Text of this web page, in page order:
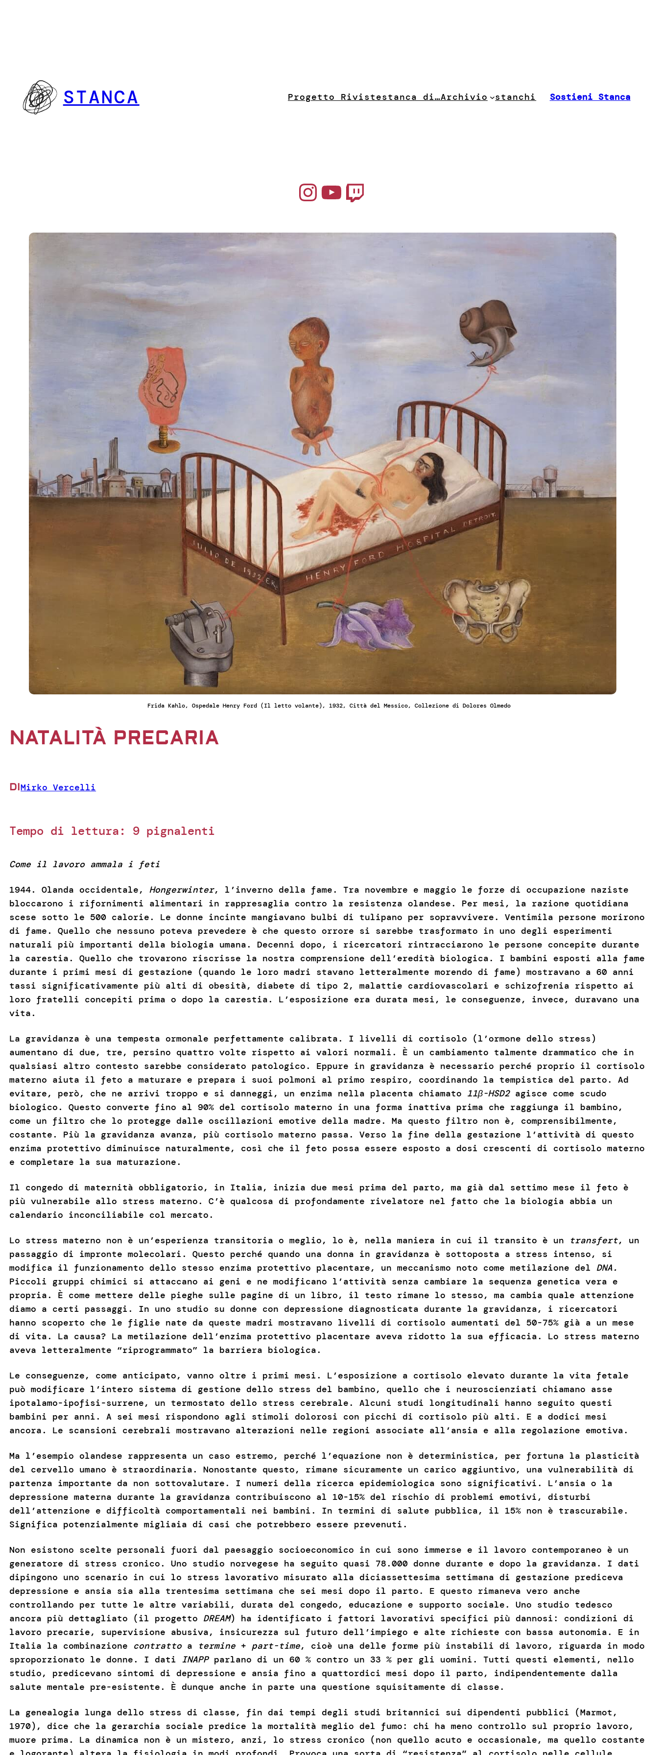
STANCA Progetto Rivistestanca di…Archivio stanchi Sostieni Stanca
Instagram YouTube Twitch
Frida Kahlo, Ospedale Henry Ford (Il letto volante), 1932, Città del Messico, Collezione di Dolores Olmedo
NATALITÀ PRECARIA
DIMirko Vercelli
Tempo di lettura: 9 pignalenti
Come il lavoro ammala i feti
1944. Olanda occidentale, Hongerwinter, l’inverno della fame. Tra novembre e maggio le forze di occupazione naziste
bloccarono i rifornimenti alimentari in rappresaglia contro la resistenza olandese. Per mesi, la razione quotidiana
scese sotto le 500 calorie. Le donne incinte mangiavano bulbi di tulipano per sopravvivere. Ventimila persone morirono
di fame. Quello che nessuno poteva prevedere è che questo orrore si sarebbe trasformato in uno degli esperimenti
naturali più importanti della biologia umana. Decenni dopo, i ricercatori rintracciarono le persone concepite durante
la carestia. Quello che trovarono riscrisse la nostra comprensione dell’eredità biologica. I bambini esposti alla fame
durante i primi mesi di gestazione (quando le loro madri stavano letteralmente morendo di fame) mostravano a 60 anni
tassi significativamente più alti di obesità, diabete di tipo 2, malattie cardiovascolari e schizofrenia rispetto ai
loro fratelli concepiti prima o dopo la carestia. L’esposizione era durata mesi, le conseguenze, invece, duravano una
vita.
La gravidanza è una tempesta ormonale perfettamente calibrata. I livelli di cortisolo (l’ormone dello stress)
aumentano di due, tre, persino quattro volte rispetto ai valori normali. È un cambiamento talmente drammatico che in
qualsiasi altro contesto sarebbe considerato patologico. Eppure in gravidanza è necessario perché proprio il cortisolo
materno aiuta il feto a maturare e prepara i suoi polmoni al primo respiro, coordinando la tempistica del parto. Ad
evitare, però, che ne arrivi troppo e si danneggi, un enzima nella placenta chiamato 11β-HSD2agisce come scudo
biologico. Questo converte fino al 90% del cortisolo materno in una forma inattiva prima che raggiunga il bambino,
come un filtro che lo protegge dalle oscillazioni emotive della madre. Ma questo filtro non è, comprensibilmente,
costante. Più la gravidanza avanza, più cortisolo materno passa. Verso la fine della gestazione l’attività di questo
enzima protettivo diminuisce naturalmente, così che il feto possa essere esposto a dosi crescenti di cortisolo materno
e completare la sua maturazione.
Il congedo di maternità obbligatorio, in Italia, inizia due mesi prima del parto, ma già dal settimo mese il feto è
più vulnerabile allo stress materno. C’è qualcosa di profondamente rivelatore nel fatto che la biologia abbia un
calendario inconciliabile col mercato.
Lo stress materno non è un’esperienza transitoria o meglio, lo è, nella maniera in cui il transito è un transfert, un
passaggio di impronte molecolari. Questo perché quando una donna in gravidanza è sottoposta a stress intenso, si
modifica il funzionamento dello stesso enzima protettivo placentare, un meccanismo noto come metilazione del DNA.
Piccoli gruppi chimici si attaccano ai geni e ne modificano l’attività senza cambiare la sequenza genetica vera e
propria. È come mettere delle pieghe sulle pagine di un libro, il testo rimane lo stesso, ma cambia quale attenzione
diamo a certi passaggi. In uno studio su donne con depressione diagnosticata durante la gravidanza, i ricercatori
hanno scoperto che le figlie nate da queste madri mostravano livelli di cortisolo aumentati del 50-75% già a un mese
di vita. La causa? La metilazione dell’enzima protettivo placentare aveva ridotto la sua efficacia. Lo stress materno
aveva letteralmente “riprogrammato” la barriera biologica.
Le conseguenze, come anticipato, vanno oltre i primi mesi. L’esposizione a cortisolo elevato durante la vita fetale
può modificare l’intero sistema di gestione dello stress del bambino, quello che i neuroscienziati chiamano asse
ipotalamo-ipofisi-surrene, un termostato dello stress cerebrale. Alcuni studi longitudinali hanno seguito questi
bambini per anni. A sei mesi rispondono agli stimoli dolorosi con picchi di cortisolo più alti. E a dodici mesi
ancora. Le scansioni cerebrali mostravano alterazioni nelle regioni associate all’ansia e alla regolazione emotiva.
Ma l’esempio olandese rappresenta un caso estremo, perché l’equazione non è deterministica, per fortuna la plasticità
del cervello umano è straordinaria. Nonostante questo, rimane sicuramente un carico aggiuntivo, una vulnerabilità di
partenza importante da non sottovalutare. I numeri della ricerca epidemiologica sono significativi. L’ansia o la
depressione materna durante la gravidanza contribuiscono al 10-15% del rischio di problemi emotivi, disturbi
dell’attenzione e difficoltà comportamentali nei bambini. In termini di salute pubblica, il 15% non è trascurabile.
Significa potenzialmente migliaia di casi che potrebbero essere prevenuti.
Non esistono scelte personali fuori dal paesaggio socioeconomico in cui sono immerse e il lavoro contemporaneo è un
generatore di stress cronico. Uno studio norvegese ha seguito quasi 78.000 donne durante e dopo la gravidanza. I dati
dipingono uno scenario in cui lo stress lavorativo misurato alla diciassettesima settimana di gestazione prediceva
depressione e ansia sia alla trentesima settimana che sei mesi dopo il parto. E questo rimaneva vero anche
controllando per tutte le altre variabili, durata del congedo, educazione e supporto sociale. Uno studio tedesco
ancora più dettagliato (il progetto DREAM) ha identificato i fattori lavorativi specifici più dannosi: condizioni di
lavoro precarie, supervisione abusiva, insicurezza sul futuro dell’impiego e alte richieste con bassa autonomia. E in
Italia la combinazione contratto a termine + part-time, cioè una delle forme più instabili di lavoro, riguarda in modo
sproporzionato le donne. I dati INAPP parlano di un 60 % contro un 33 % per gli uomini. Tutti questi elementi, nello
studio, predicevano sintomi di depressione e ansia fino a quattordici mesi dopo il parto, indipendentemente dalla
salute mentale pre-esistente. È dunque anche in parte una questione squisitamente di classe.
La genealogia lunga dello stress di classe, fin dai tempi degli studi britannici sui dipendenti pubblici (Marmot,
1970), dice che la gerarchia sociale predice la mortalità meglio del fumo: chi ha meno controllo sul proprio lavoro,
muore prima. La dinamica non è un mistero, anzi, lo stress cronico (non quello acuto e occasionale, ma quello costante